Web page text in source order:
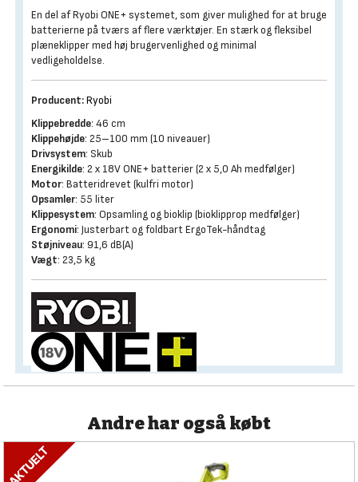
En del af Ryobi ONE+ systemet, som giver mulighed for at bruge
batterierne på tværs af flere værktøjer. En stærk og fleksibel
plæneklipper med høj brugervenlighed og minimal
vedligeholdelse.
Producent:Ryobi
Klippebredde: 46 cm
Klippehøjde: 25–100 mm (10 niveauer)
Drivsystem: Skub
Energikilde: 2 x 18V ONE+ batterier (2 x 5,0 Ah medfølger)
Motor: Batteridrevet (kulfri motor)
Opsamler: 55 liter
Klippesystem: Opsamling og bioklip (bioklipprop medfølger)
Ergonomi: Justerbart og foldbart ErgoTek-håndtag
Støjniveau: 91,6 dB(A)
Vægt: 23,5 kg
Andre har også købt